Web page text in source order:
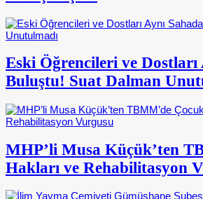
Eski Öğrencileri ve Dostları
Buluştu! Suat Dalman
MHP’li Musa Küçük’ten
Hakları ve Rehabilitasyon